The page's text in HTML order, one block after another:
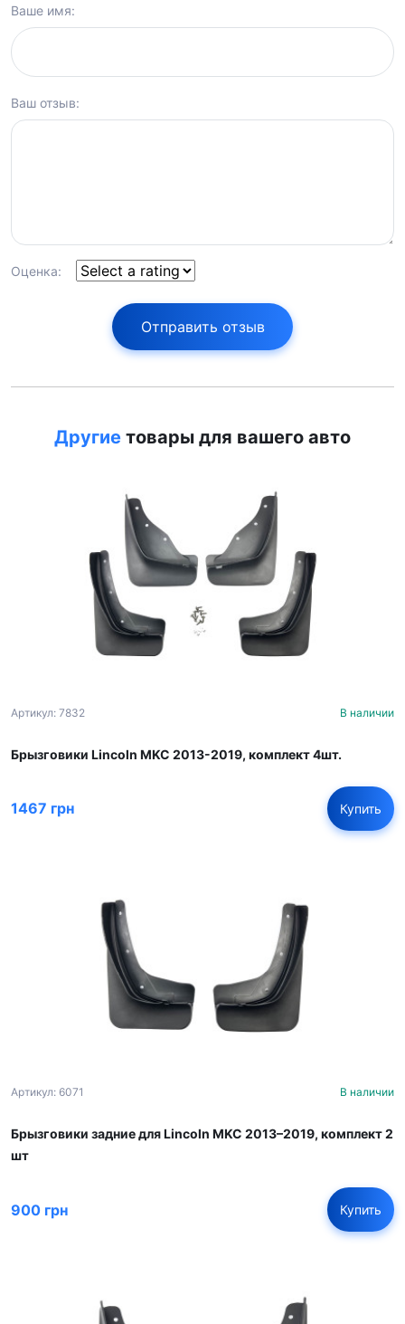
Ваше имя:
Ваш отзыв:
Оценка:
Отправить отзыв
Другие товары для вашего авто
Артикул: 7832 В наличии
Брызговики Lincoln MKC 2013-2019, комплект 4шт.
1467 грн Купить
Артикул: 6071 В наличии
Брызговики задние для Lincoln MKC 2013–2019, комплект 2
шт
900 грн Купить